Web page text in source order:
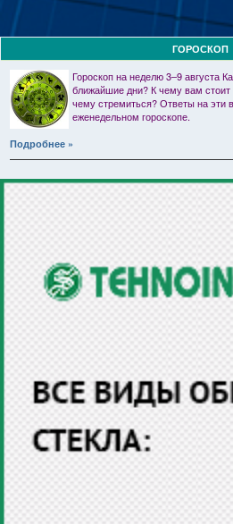
ГОРОСКОП
Гороскоп на неделю 3–9 августа
ближайшие дни? К чему вам стоит
чему стремиться? Ответы на эти
еженедельном гороскопе.
Подробнее »